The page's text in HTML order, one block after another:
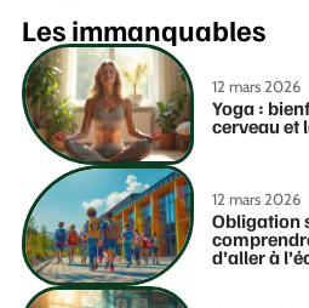
Les immanquables
12 mars 2026
Yoga :
cerveau et
12 mars 2026
Obligation
d’aller à